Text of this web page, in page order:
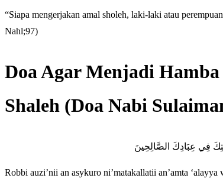
“Siapa mengerjakan amal sholeh, laki-laki atau
Nahl;97)
Doa Agar Menjadi
Shaleh (Doa Nabi
فِي عِبَادِكَ الصَّالِحِينَ
Robbi auzi’nii an asykuro ni’matakallatii an’amta